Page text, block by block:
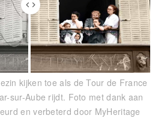
kijken toe als de Tour de France
sur-Aube rijdt. Foto met dank aan
en verbeterd door MyHeritage